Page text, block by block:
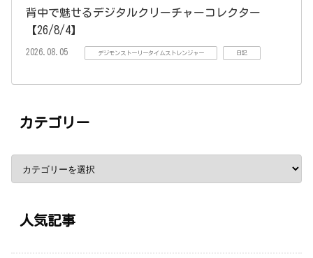
背中で魅せるデジタルクリーチャーコレクター
【26/8/4】
2026.08.05 デジモンストーリータイムストレンジャー 日記
カテゴリー
人気記事